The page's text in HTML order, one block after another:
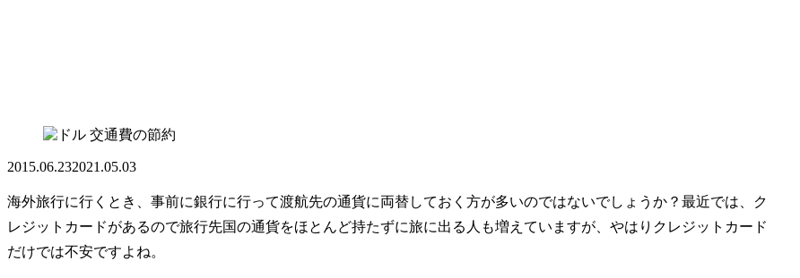
交通費の節約
2015.06.232021.05.03
海外旅行に行くとき、事前に銀行に行って渡航先の通貨に両替しておく方が多いのではないでしょうか？最近では、ク
レジットカードがあるので旅行先国の通貨をほとんど持たずに旅に出る人も増えていますが、やはりクレジットカード
だけでは不安ですよね。